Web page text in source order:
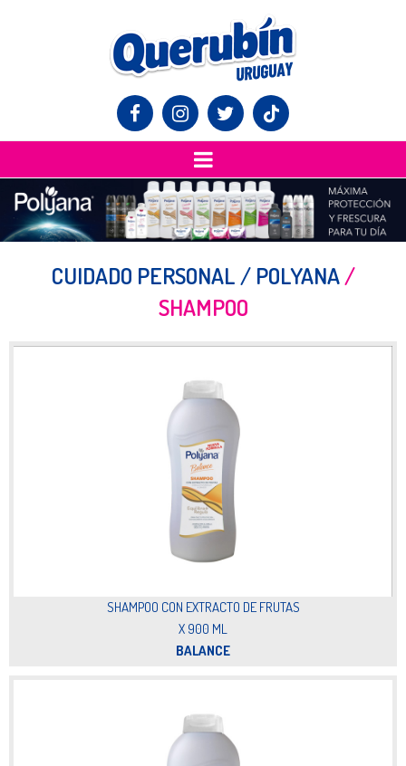
  
CUIDADO PERSONAL / POLYANA/
SHAMPOO
SHAMPOO CON EXTRACTO DE FRUTAS
X 900 ML
BALANCE